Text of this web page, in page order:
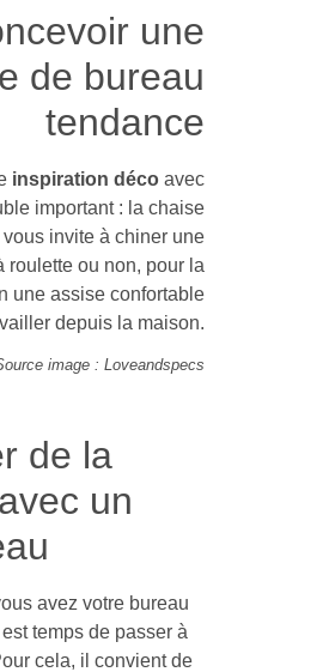
une
de bureau
tendance
inspiration décoavec
important : la chaise
invite à chiner une
roulette ou non, pour la
une assise confortable
depuis la maison.
image : Loveandspecs
de la
un
avez votre bureau
temps de passer à
cela, il convient de